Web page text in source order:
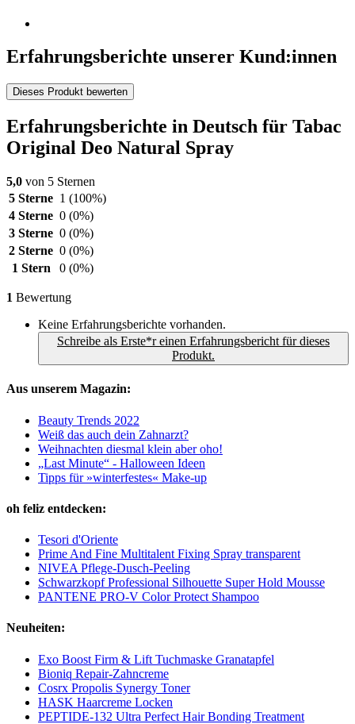
Erfahrungsberichte unserer Kund:innen
Dieses Produkt bewerten
Erfahrungsberichte in Deutsch für Tabac
Original Deo Natural Spray
5,0 von 5 Sternen
5 Sterne 1 (100%)
4 Sterne 0 (0%)
3 Sterne 0 (0%)
2 Sterne 0 (0%)
1 Stern
0 (0%)
1 Bewertung
Keine Erfahrungsberichte vorhanden.
Schreibe als Erste*r einen Erfahrungsbericht für dieses
Produkt.
Aus unserem Magazin:
Beauty Trends 2022
Weiß das auch dein Zahnarzt?
Weihnachten diesmal klein aber oho!
„Last Minute“ - Halloween Ideen
Tipps für »winterfestes« Make-up
oh feliz entdecken:
Tesori d'Oriente
Prime And Fine Multitalent Fixing Spray transparent
NIVEA Pflege-Dusch-Peeling
Schwarzkopf Professional Silhouette Super Hold Mousse
PANTENE PRO-V Color Protect Shampoo
Neuheiten:
Exo Boost Firm & Lift Tuchmaske Granatapfel
Bioniq Repair-Zahncreme
Cosrx Propolis Synergy Toner
HASK Haarcreme Locken
PEPTIDE-132 Ultra Perfect Hair Bonding Treatment